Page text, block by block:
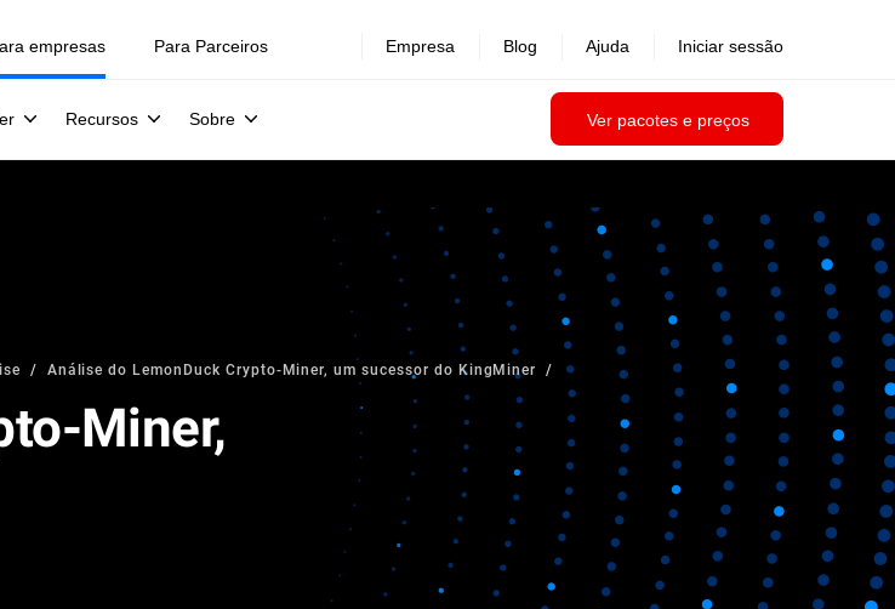
empresas
Recursos Sobre Ver pacotes e preços
Para Parceiros Empresa Blog Ajuda Iniciar sessão
Análise do LemonDuck Crypto-Miner, um sucessor do KingMiner
Miner,